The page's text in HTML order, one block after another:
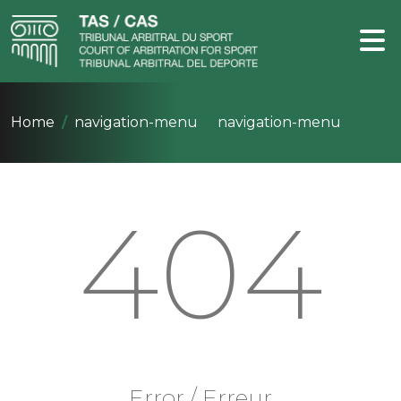
Home navigation-menu navigation-menu
404